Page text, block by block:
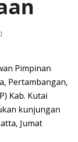
Pimpinan
Pertambangan,
Kab. Kutai
kunjungan
Jumat